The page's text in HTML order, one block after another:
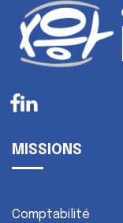
MISSIONS
Comptabilité